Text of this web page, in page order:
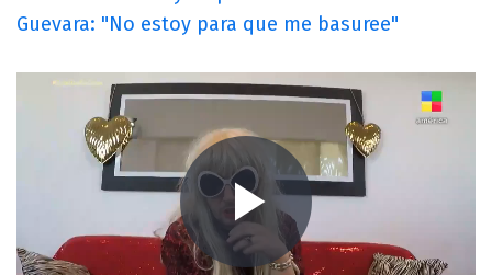
Guevara: "No estoy para que me basuree"